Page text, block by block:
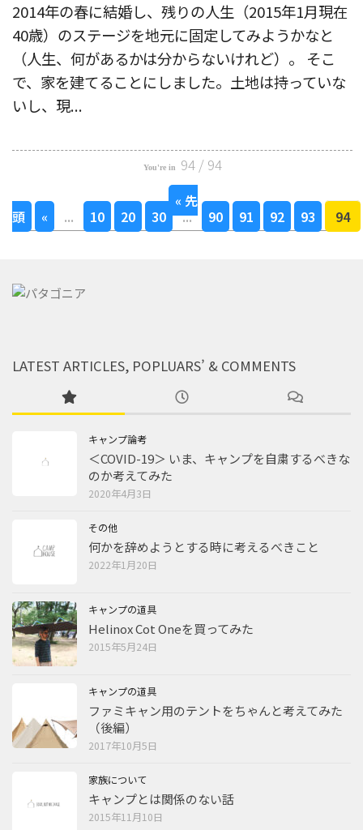
2014年の春に結婚し、残りの人生（2015年1月現在
40歳）のステージを地元に固定してみようかなと
（人生、何があるかは分からないけれど）。 そこ
で、家を建てることにしました。土地は持っていな
いし、現...
94 / 94
« 先
頭
« ... 10 20 30 ... 90 91 92 93 94
LATEST ARTICLES, POPLUARS’ & COMMENTS
キャンプ論考
＜COVID-19＞ いま、キャンプを自粛するべきな
のか考えてみた
2020年4月3日
その他
何かを辞めようとする時に考えるべきこと
2022年1月20日
キャンプの道具
Helinox Cot Oneを買ってみた
2015年5月24日
キャンプの道具
ファミキャン用のテントをちゃんと考えてみた
（後編）
2017年10月5日
家族について
キャンプとは関係のない話
2015年11月10日